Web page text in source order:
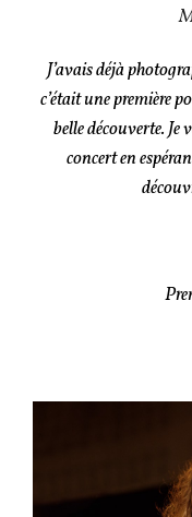
J’avais déjà
c’était une première
belle découverte.
concert en